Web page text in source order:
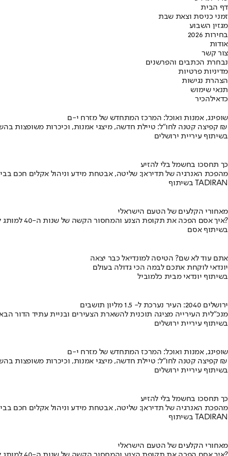
דף הבית
זמני כניסת וצאת שבת
מגזין השבוע
בחירות 2026
אודות
צור קשר
נבחרת הכתבים והפרשנים
מדיניות פרטיות
הצהרת נגישות
תנאי שימוש
כדאילהכיר
שופינג, אמנות ואוכל: המרכז המתחדש של מזרח י-ם
קפיצה קטנה לחו"ל: טיילת חדשה, מיצגי אמנות, וכיכרות משופצות בהשקעה של 100 מיליון ₪
בשיתוף עיריית ירושלים
כך תחסכו בחשמל בלי להזיע
מהפכת האנרגיה של תדיראן: שליטה, אבטחת מידע וניהול אקלים חכם
בשיתוף TADIRAN
מאחורי הקלעים של הטעם הישראלי
איך אסם הפכה את תקופת הצנע והמחסור הקשה של שנות ה-40 למותג לאומי?
בשיתוף אסם
אתם עוד לא שם? הטיסה למונדיאל כבר יצאה
יונדאי לוקחת אתכם לבמה הכי גדולה בעולם
בשיתוף יונדאי מבית כלמוביל
ירושלים 2040: העיר נערכת ל- 1.5 מליון תושבים
מנכ"לית העירייה מציגה תוכנית להשארת הצעירים ובניית עתיד הדור
בשיתוף עיריית ירושלים
שופינג, אמנות ואוכל: המרכז המתחדש של מזרח י-ם
קפיצה קטנה לחו"ל: טיילת חדשה, מיצגי אמנות, וכיכרות משופצות בהשקעה של 100 מיליון ₪
בשיתוף עיריית ירושלים
כך תחסכו בחשמל בלי להזיע
מהפכת האנרגיה של תדיראן: שליטה, אבטחת מידע וניהול אקלים חכם
בשיתוף TADIRAN
מאחורי הקלעים של הטעם הישראלי